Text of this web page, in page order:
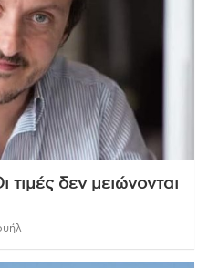
δεν μειώνονται